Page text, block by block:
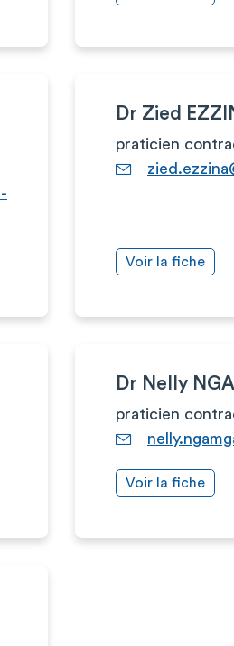
Dr Zied
praticien
Voir la fiche
Dr Nelly
praticien
Voir la fiche